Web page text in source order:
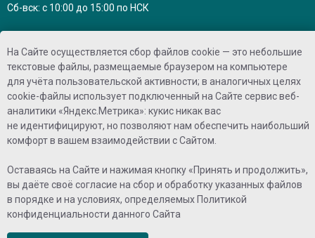
Сб-вск: с 10:00 до 15:00 по НСК
и обрабатываются в рабочее время
ПРИНИМАЕМ К ОПЛАТЕ
©2025 - Brow Lash shop
Сайт разработан Vartanova Oxana
На Сайте осуществляется сбор файлов cookie — это небольшие
текстовые файлы, размещаемые браузером на компьютере
для учёта пользовательской активности; в аналогичных целях
cookie-файлы использует подключенный на Сайте сервис веб-
аналитики «Яндекс.Метрика»: кукис никак вас
не идентифицируют, но позволяют нам обеспечить наибольший
комфорт в вашем взаимодействии с Сайтом.
Оставаясь на Сайте и нажимая кнопку «Принять и продолжить»,
вы даёте своё согласие на сбор и обработку указанных файлов
в порядке и на условиях, определяемых Политикой
конфиденциальности данного Сайта